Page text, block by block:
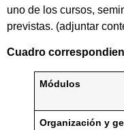
uno de los cursos,
previstas. (adjuntar
Cuadro
Módulos
Organización y